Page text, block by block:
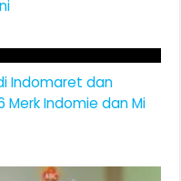
Indomaret dan
Indomie dan Mi